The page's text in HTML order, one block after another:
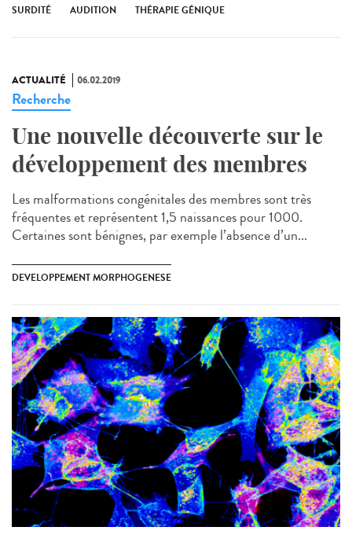
SURDITÉ AUDITION THÉRAPIE GÉNIQUE
ACTUALITÉ 06.02.2019
Recherche
Une nouvelle découverte sur le
développement des membres
Les malformations congénitales des membres sont très
fréquentes et représentent 1,5 naissances pour 1000.
Certaines sont bénignes, par exemple l’absence d’un...
DEVELOPPEMENT MORPHOGENESE